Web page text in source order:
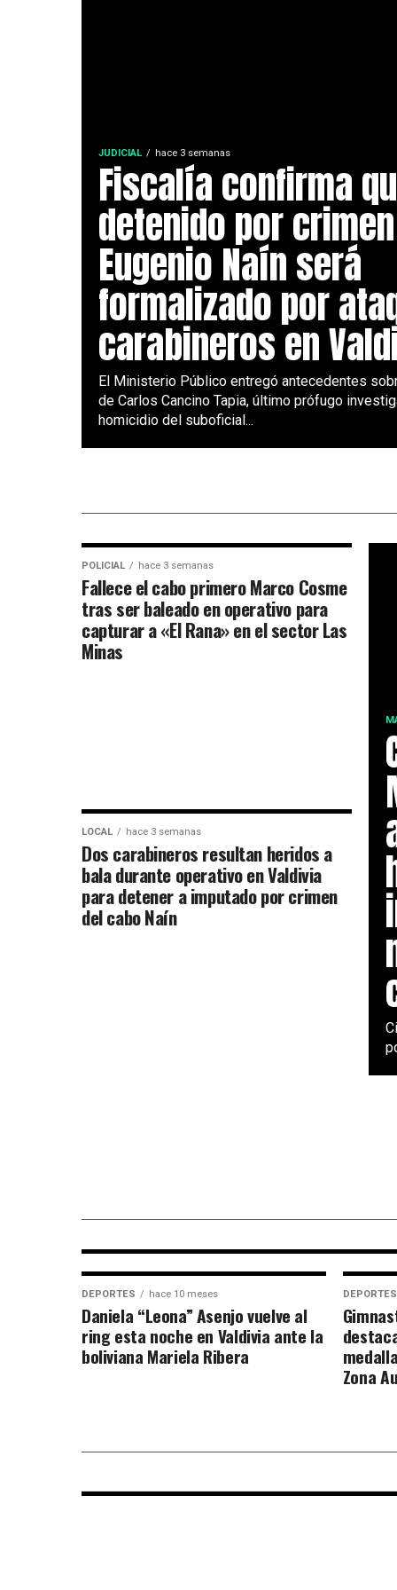
JUDICIAL hace 3 semanas
Fiscalía confirma
detenido por
Eugenio Naín será
formalizado por
carabineros en
El Ministerio Público entregó antecedentes
de Carlos Cancino Tapia, último prófugo
homicidio del suboficial...
POLICIAL hace 3 semanas
Fallece el cabo primero Marco Cosme
tras ser baleado en operativo para
capturar a «El Rana» en el sector Las
Minas
LOCAL hace 3 semanas
Dos carabineros resultan heridos a
bala durante operativo en Valdivia
para detener a imputado por crimen
del cabo Naín
Valdivia
DEPORTES hace 10 meses
Daniela “Leona” Asenjo vuelve al
ring esta noche en Valdivia ante la
boliviana Mariela Ribera
DEPORTES
Zona